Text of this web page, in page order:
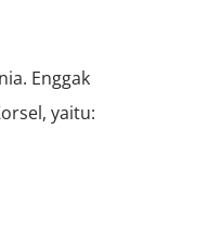
Enggak
yaitu: